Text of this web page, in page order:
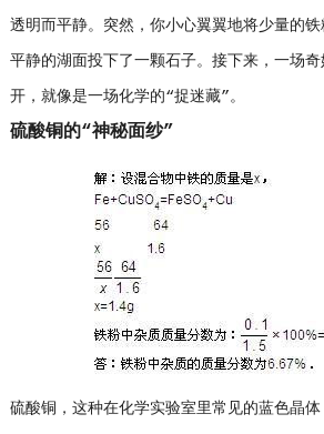
透明而平静。突然，你小心翼翼地将少量的
平静的湖面投下了一颗石子。接下来，一场
开，就像是一场化学的“捉迷藏”。
硫酸铜的“神秘面纱”
硫酸铜，这种在化学实验室里常见的蓝色晶